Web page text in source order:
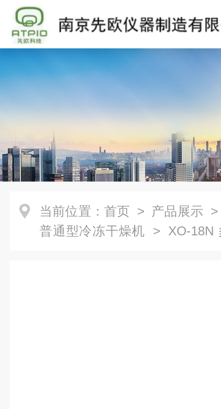
当前位置： 首页 > 产品展示
普通型冷冻干燥机 > XO-18N